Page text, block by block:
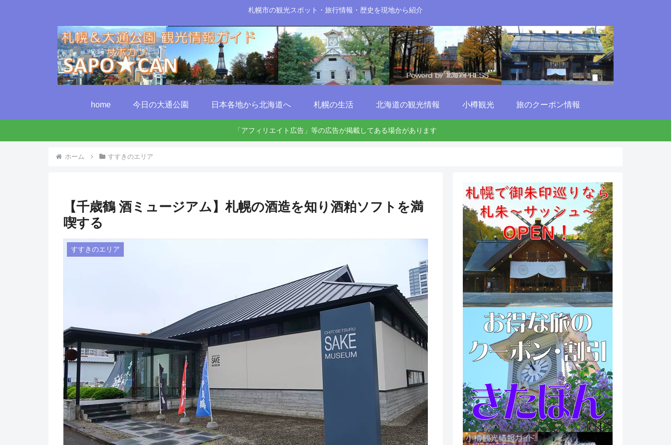
札幌市の観光スポット・旅行情報・歴史を現地から紹介
home 今日の大通公園 日本各地から北海道へ 札幌の生活 北海道の観光情報 小樽観光 旅のクーポン情報
「アフィリエイト広告」等の広告が掲載してある場合があります
ホーム すすきのエリア
【千歳鶴 酒ミュージアム】札幌の酒造を知り酒粕ソフトを満
喫する
すすきのエリア